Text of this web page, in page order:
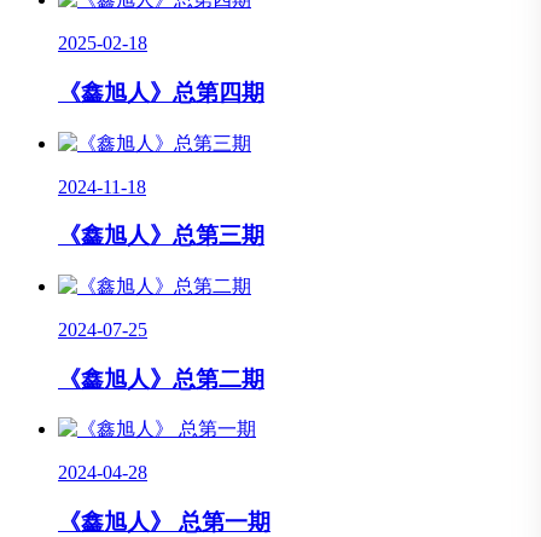
2025-02-18
《鑫旭人》总第四期
2024-11-18
《鑫旭人》总第三期
2024-07-25
《鑫旭人》总第二期
2024-04-28
《鑫旭人》 总第一期